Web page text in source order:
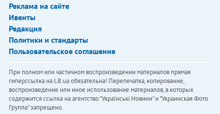
Реклама на сайте
Ивенты
Редакция
Политики и стандарты
Пользовательское соглашение
При полном или частичном воспроизведении материалов прямая
гиперссылка на LB.ua обязательна! Перепечатка, копирование,
воспроизведение или иное использование материалов, в которых
содержится ссылка на агентство "Українськi Новини" и "Украинская Фото
Группа" запрещено.